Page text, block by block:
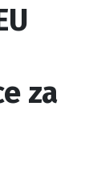
za